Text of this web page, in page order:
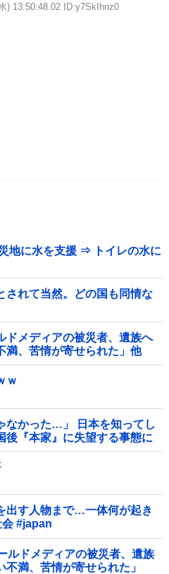
) 13:50:48.02 ID:y7SkIhnz0
地に水を支援 ⇒ トイレの水に
されて当然。どの国も同情な
ドメディアの被災者、遺族へ
満、苦情が寄せられた」他
ｗ
なかった…」 日本を知ってし
後『本家』に失望する事態に
出す人物まで…一体何が起き
会 #japan
ルドメディアの被災者、遺族
満、苦情が寄せられた」